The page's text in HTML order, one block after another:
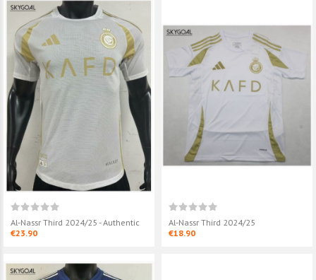
Al-nassr Third 2024/25
€18.90
Al-nassr Exterieur 2024/25 -
Authentic
€23.90
Al-nassr Domicile 2024/25 -
Al-nassr
€18.90
Al-nassr
€18.90
Al-nassr Third
Al-Nassr Third 2024/25 - Authentic
€23.90
Al-Nassr Third 2024/25
€18.90